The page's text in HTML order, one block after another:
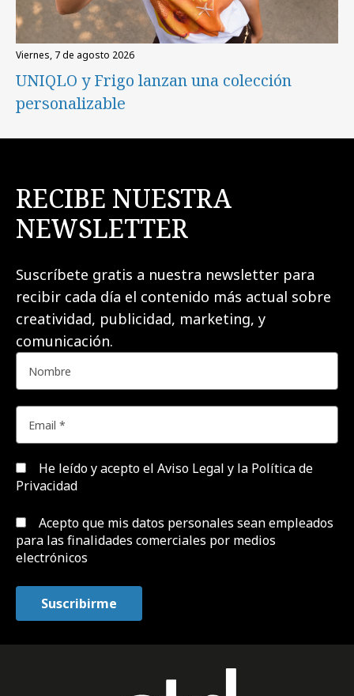
viernes, 7 de agosto 2026
UNIQLO y Frigo lanzan una colección
personalizable
RECIBE NUESTRA
NEWSLETTER
Suscríbete gratis a nuestra newsletter para
recibir cada día el contenido más actual sobre
creatividad, publicidad, marketing, y
comunicación.
He leído y acepto el Aviso Legal y la Política de
Privacidad
Acepto que mis datos personales sean empleados
para las finalidades comerciales por medios
electrónicos